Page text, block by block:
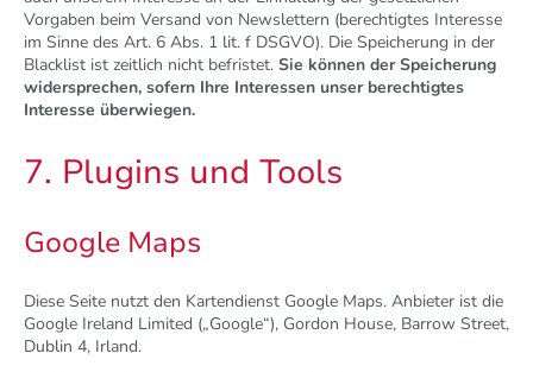
Vorgaben beim Versand von Newslettern (berechtigtes Interesse
im Sinne des Art. 6 Abs. 1 lit. f DSGVO). Die Speicherung in der
Blacklist ist zeitlich nicht befristet. Sie können der Speicherung
widersprechen, sofern Ihre Interessen unser berechtigtes
Interesse überwiegen.
7. Plugins und Tools
Google Maps
Diese Seite nutzt den Kartendienst Google Maps. Anbieter ist die
Google Ireland Limited („Google“), Gordon House, Barrow Street,
Dublin 4, Irland.